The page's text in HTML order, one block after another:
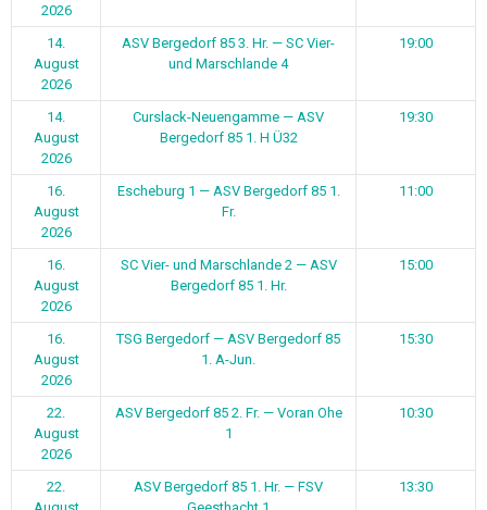
2026
14.
August
2026
ASV Bergedorf 85 3. Hr. — SC Vier-
und Marschlande 4
19:00
14.
August
2026
Curslack-Neuengamme — ASV
Bergedorf 85 1. H Ü32
19:30
16.
August
2026
Escheburg 1 — ASV Bergedorf 85 1.
Fr.
11:00
16.
August
2026
SC Vier- und Marschlande 2 — ASV
Bergedorf 85 1. Hr.
15:00
16.
August
2026
TSG Bergedorf — ASV Bergedorf 85
1. A-Jun.
15:30
22.
August
2026
ASV Bergedorf 85 2. Fr. — Voran Ohe
1
10:30
22.
ASV Bergedorf 85 1. Hr. — FSV
13:30